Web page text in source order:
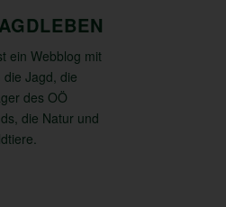
ein Webblog mit
Jagd, die
des OÖ
die Natur und